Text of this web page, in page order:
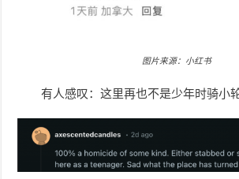
图片来源：小红书
有人感叹：这里再也不是少年时骑小